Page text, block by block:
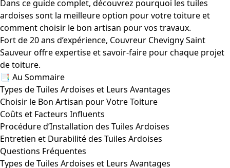
Dans ce guide complet, découvrez pourquoi les tuiles
ardoises sont la meilleure option pour votre toiture et
comment choisir le bon artisan pour vos travaux.
Fort de 20 ans d’expérience, Couvreur Chevigny Saint
Sauveur offre expertise et savoir-faire pour chaque projet
de toiture.
📑 Au Sommaire
Types de Tuiles Ardoises et Leurs Avantages
Choisir le Bon Artisan pour Votre Toiture
Coûts et Facteurs Influents
Procédure d’Installation des Tuiles Ardoises
Entretien et Durabilité des Tuiles Ardoises
Questions Fréquentes
Types de Tuiles Ardoises et Leurs Avantages